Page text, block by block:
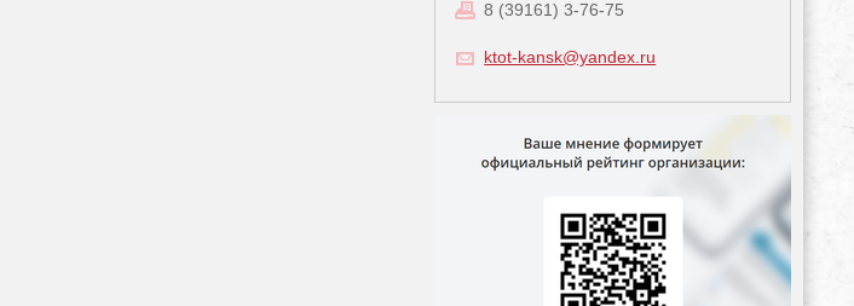
8 (39161) 3-76-75
ktot-kansk@yandex.ru